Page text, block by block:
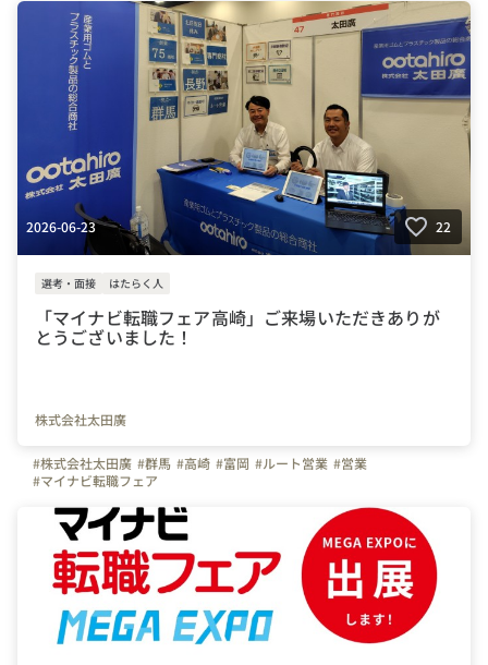
2026-06-23 22
選考・面接 はたらく人
「マイナビ転職フェア高崎」ご来場いただきありが
とうございました！
株式会社太田廣
#株式会社太田廣 #群馬 #高崎 #富岡 #ルート営業 #営業
#マイナビ転職フェア